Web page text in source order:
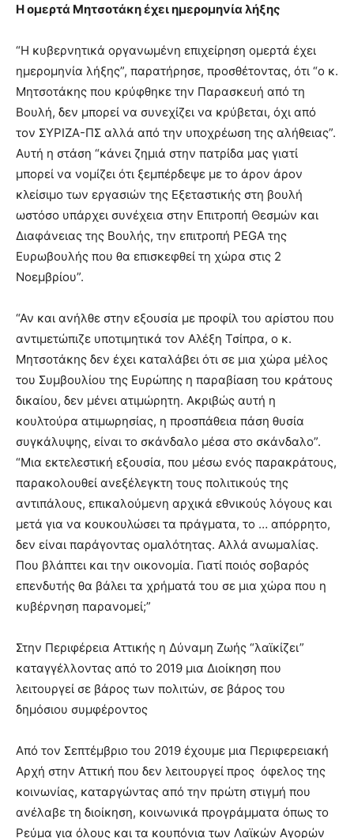
Η ομερτά Μητσοτάκη έχει ημερομηνία λήξης
“Η κυβερνητικά οργανωμένη επιχείρηση ομερτά έχει
ημερομηνία λήξης”, παρατήρησε, προσθέτοντας, ότι “ο κ.
Μητσοτάκης που κρύφθηκε την Παρασκευή από τη
Βουλή, δεν μπορεί να συνεχίζει να κρύβεται, όχι από
τον ΣΥΡΙΖΑ-ΠΣ αλλά από την υποχρέωση της αλήθειας”.
Αυτή η στάση “κάνει ζημιά στην πατρίδα μας γιατί
μπορεί να νομίζει ότι ξεμπέρδεψε με το άρον άρον
κλείσιμο των εργασιών της Εξεταστικής στη βουλή
ωστόσο υπάρχει συνέχεια στην Επιτροπή Θεσμών και
Διαφάνειας της Βουλής, την επιτροπή PEGA της
Ευρωβουλής που θα επισκεφθεί τη χώρα στις 2
Νοεμβρίου”.
“Αν και ανήλθε στην εξουσία με προφίλ του αρίστου που
αντιμετώπιζε υποτιμητικά τον Αλέξη Τσίπρα, ο κ.
Μητσοτάκης δεν έχει καταλάβει ότι σε μια χώρα μέλος
του Συμβουλίου της Ευρώπης η παραβίαση του κράτους
δικαίου, δεν μένει ατιμώρητη. Ακριβώς αυτή η
κουλτούρα ατιμωρησίας, η προσπάθεια πάση θυσία
συγκάλυψης, είναι το σκάνδαλο μέσα στο σκάνδαλο”.
“Μια εκτελεστική εξουσία, που μέσω ενός παρακράτους,
παρακολουθεί ανεξέλεγκτη τους πολιτικούς της
αντιπάλους, επικαλούμενη αρχικά εθνικούς λόγους και
μετά για να κουκουλώσει τα πράγματα, το … απόρρητο,
δεν είναι παράγοντας ομαλότητας. Αλλά ανωμαλίας.
Που βλάπτει και την οικονομία. Γιατί ποιός σοβαρός
επενδυτής θα βάλει τα χρήματά του σε μια χώρα που η
κυβέρνηση παρανομεί;”
Στην Περιφέρεια Αττικής η Δύναμη Ζωής “λαϊκίζει”
καταγγέλλοντας από το 2019 μια Διοίκηση που
λειτουργεί σε βάρος των πολιτών, σε βάρος του
δημόσιου συμφέροντος
Από τον Σεπτέμβριο του 2019 έχουμε μια Περιφερειακή
Αρχή στην Αττική που δεν λειτουργεί προς όφελος της
κοινωνίας, καταργώντας από την πρώτη στιγμή που
ανέλαβε τη διοίκηση, κοινωνικά προγράμματα όπως το
Ρεύμα για όλους και τα κουπόνια των Λαϊκών Αγορών